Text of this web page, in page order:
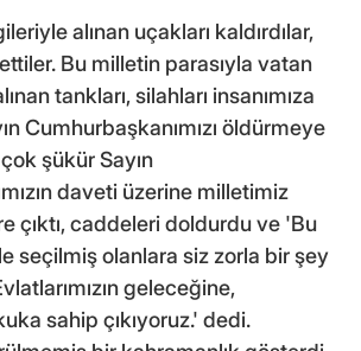
alınan uçakları kaldırdılar,
ettiler. Bu milletin parasıyla vatan
tankları, silahları insanımıza
Cumhurbaşkanımızı öldürmeye
şükür Sayın
daveti üzerine milletimiz
çıktı, caddeleri doldurdu ve 'Bu
seçilmiş olanlara siz zorla bir şey
geleceğine,
sahip çıkıyoruz.' dedi.